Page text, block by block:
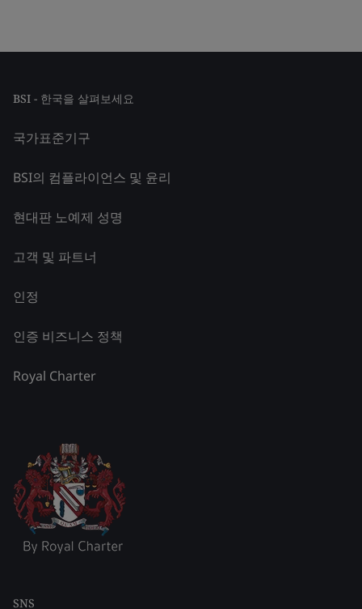
BSI - 한국을 살펴보세요
국가표준기구
BSI의 컴플라이언스 및 윤리
현대판 노예제 성명
고객 및 파트너
인정
인증 비즈니스 정책
Royal Charter
SNS